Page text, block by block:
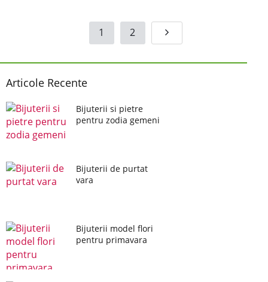
1 2
Articole Recente
Bijuterii si pietre
pentru zodia gemeni
Bijuterii de purtat
vara
Bijuterii model flori
pentru primavara